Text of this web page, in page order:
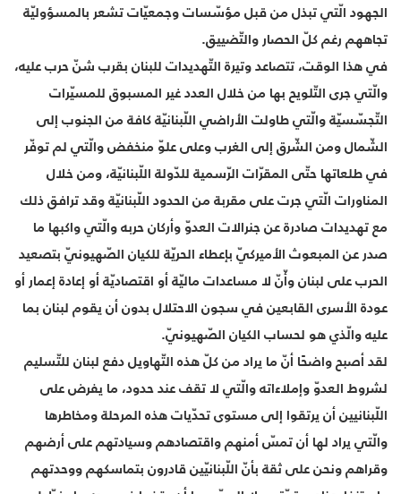
الجهود الّتي تبذل من قبل مؤسّسات وجمعيّات تشعر بالمسؤوليّة
تجاههم رغم كلّ الحصار والتّضييق.
في هذا الوقت، تتصاعد وتيرة التّهديدات للبنان بقرب شنّ حرب عليه،
والّتي جرى التّلويح بها من خلال العدد غير المسبوق للمسيّرات
التّجسّسيّة والّتي طاولت الأراضي اللّبنانيّة كافة من الجنوب إلى
الشّمال ومن الشّرق إلى الغرب وعلى علوّ منخفض والّتي لم توفّر
في طلعاتها حتّى المقرّات الرّسمية للدّولة اللّبنانيّة، ومن خلال
المناورات الّتي جرت على مقربة من الحدود اللّبنانيّة وقد ترافق ذلك
مع تهديدات صادرة عن جنرالات العدوّ وأركان حربه والّتي واكبها ما
صدر عن المبعوث الأميركيّ بإعطاء الحريّة للكيان الصّهيونيّ بتصعيد
الحرب على لبنان وأّنّ لا مساعدات ماليّة أو اقتصاديّة أو إعادة إعمار أو
عودة الأسرى القابعين في سجون الاحتلال بدون أن يقوم لبنان بما
عليه والّذي هو لحساب الكيان الصّهيونيّ.
لقد أصبح واضحًا أنّ ما يراد من كلّ هذه التّهاويل دفع لبنان للتّسليم
لشروط العدوّ وإملاءاته والّتي لا تقف عند حدود، ما يفرض على
اللّبنانيين أن يرتقوا إلى مستوى تحدّيات هذه المرحلة ومخاطرها
والّتي يراد لها أن تمسّ أمنهم واقتصادهم وسيادتهم على أرضهم
وقراهم ونحن على ثقة بأنّ اللّبنانيّين قادرون بتماسكهم ووحدتهم